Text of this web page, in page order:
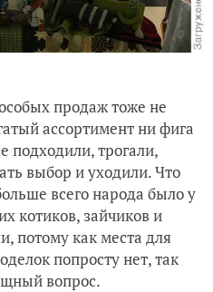
продаж тоже не
ассортимент ни фига
подходили, трогали,
выбор и уходили. Что
всего народа было у
котиков, зайчиков и
потому как места для
попросту нет, так
вопрос.